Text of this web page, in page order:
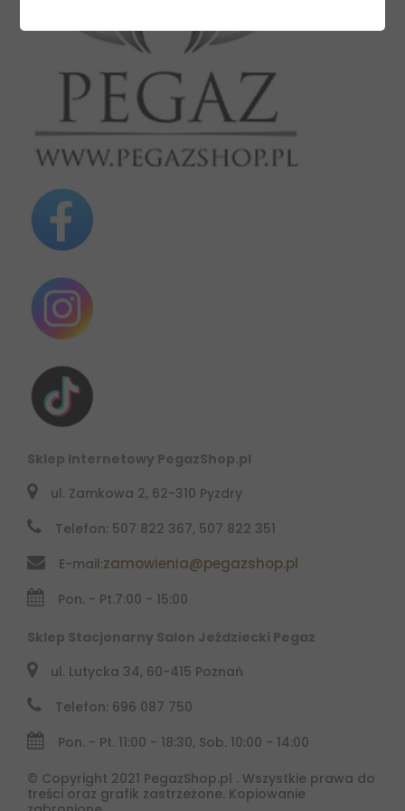
Sklep Internetowy PegazShop.pl
ul. Zamkowa 2, 62-310 Pyzdry
Telefon: 507 822 367, 507 822 351
E-mail:zamowienia@pegazshop.pl
Pon. - Pt.7:00 - 15:00
Sklep Stacjonarny Salon Jeździecki Pegaz
ul. Lutycka 34, 60-415 Poznań
Telefon: 696 087 750
Pon. - Pt. 11:00 - 18:30, Sob. 10:00 - 14:00
© Copyright 2021 PegazShop.pl . Wszystkie prawa do
treści oraz grafik zastrzeżone. Kopiowanie